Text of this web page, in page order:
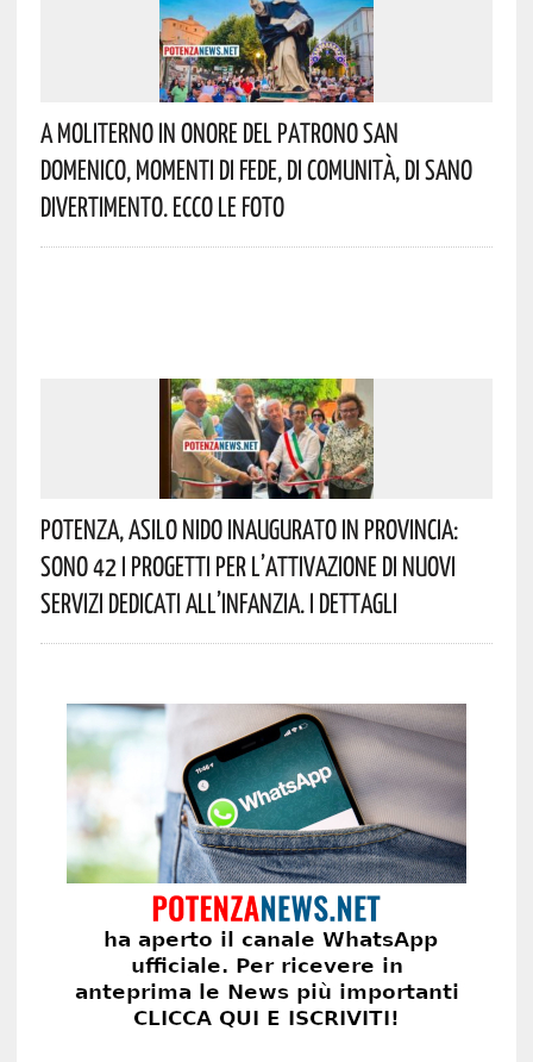
A Moliterno In Onore Del Patrono San
Domenico, Momenti Di Fede, Di Comunità, Di Sano
Divertimento. Ecco Le Foto
Potenza, Asilo Nido Inaugurato In Provincia:
Sono 42 I Progetti Per L’attivazione Di Nuovi
Servizi Dedicati All’infanzia. I Dettagli